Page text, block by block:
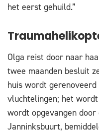
het eerst gehuild.”
Olga reist door naar
twee maanden besluit
huis wordt
vluchtelingen; het
wordt opgevangen door
Janninksbuurt,